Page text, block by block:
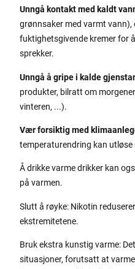
Unngå kontakt med kaldt
grønnsaker med varmt vann),
fuktighetsgivende kremer for
sprekker.
Unngå å gripe i kalde
produkter, bilratt om
vinteren, ...).
Vær forsiktig med
temperaturendring kan utløse
Å drikke varme drikker kan
på varmen.
Slutt å røyke: Nikotin
ekstremitetene.
Bruk ekstra kunstig varme:
situasjoner, forutsatt at